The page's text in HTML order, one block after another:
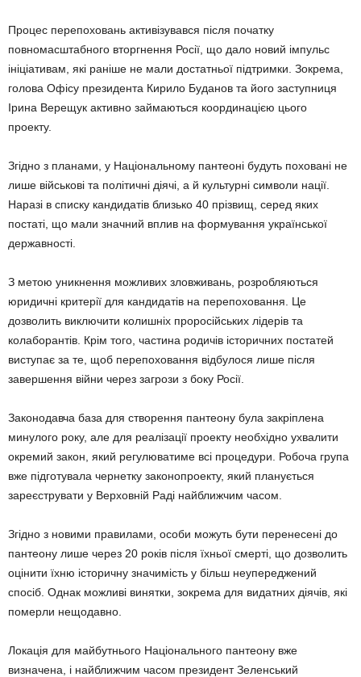
Процес перепоховань активізувався після початку
повномасштабного вторгнення Росії, що дало новий імпульс
ініціативам, які раніше не мали достатньої підтримки. Зокрема,
голова Офісу президента Кирило Буданов та його заступниця
Ірина Верещук активно займаються координацією цього
проекту.
Згідно з планами, у Національному пантеоні будуть поховані не
лише військові та політичні діячі, а й культурні символи нації.
Наразі в списку кандидатів близько 40 прізвищ, серед яких
постаті, що мали значний вплив на формування української
державності.
З метою уникнення можливих зловживань, розробляються
юридичні критерії для кандидатів на перепоховання. Це
дозволить виключити колишніх проросійських лідерів та
колаборантів. Крім того, частина родичів історичних постатей
виступає за те, щоб перепоховання відбулося лише після
завершення війни через загрози з боку Росії.
Законодавча база для створення пантеону була закріплена
минулого року, але для реалізації проекту необхідно ухвалити
окремий закон, який регулюватиме всі процедури. Робоча група
вже підготувала чернетку законопроекту, який планується
зареєструвати у Верховній Раді найближчим часом.
Згідно з новими правилами, особи можуть бути перенесені до
пантеону лише через 20 років після їхньої смерті, що дозволить
оцінити їхню історичну значимість у більш неупереджений
спосіб. Однак можливі винятки, зокрема для видатних діячів, які
померли нещодавно.
Локація для майбутнього Національного пантеону вже
визначена, і найближчим часом президент Зеленський